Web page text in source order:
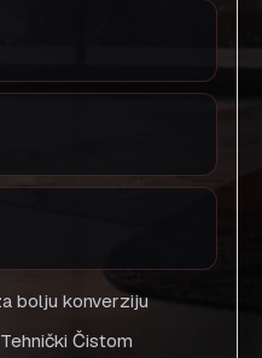
bolju konverziju
Čistom